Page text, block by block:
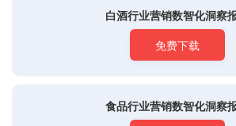
白酒行业营销数智化洞察
免费下载
食品行业营销数智化洞察